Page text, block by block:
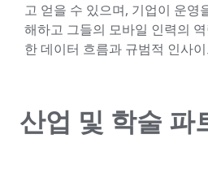
고 얻을 수 있으며, 기업이 운영
해하고 그들의 모바일 인력의
한 데이터 흐름과 규범적 인사
산업 및 학술 파